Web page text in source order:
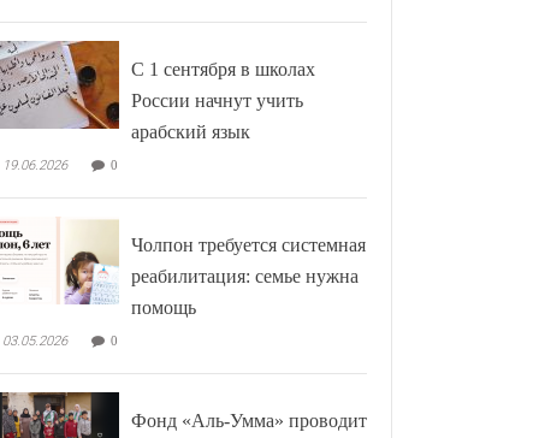
С 1 сентября в школах
России начнут учить
арабский язык
19.06.2026 0
Чолпон требуется системная
реабилитация: семье нужна
помощь
03.05.2026 0
Фонд «Аль-Умма» проводит